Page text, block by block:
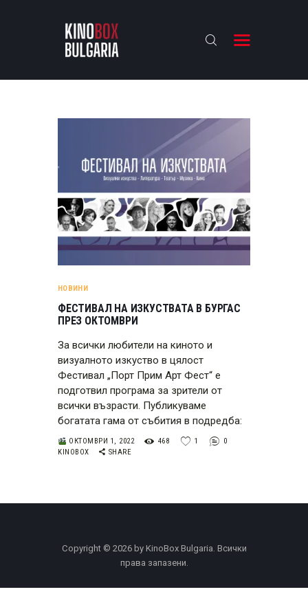
KINOBOX BULGARIA
БАХТИ НАГРАДИТЕ
ЗА НАС
НОВИНИ
ФЕСТИВАЛ НА ИЗКУСТВАТА В БУРГАС
ПРЕЗ ОКТОМВРИ
За всички любители на киното и
визуалното изкуство в цялост
Фестивал „Порт Прим Арт Фест“ е
подготвил програма за зрители от
всички възрасти. Публикуваме
богатата гама от събития в подредба:
ОКТОМВРИ 1, 2022 468 1
0
KINOBOX
SHARE
Copyright © 2026 by KinoBox Bulgaria. Всички
права запазени.